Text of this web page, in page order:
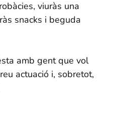
viuràs una
snacks i beguda
amb gent que vol
actuació i, sobretot,